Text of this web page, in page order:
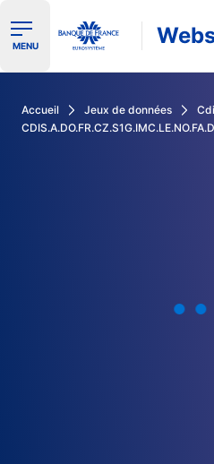
Ouvrir le menu de
MENU
Accueil Jeux de données